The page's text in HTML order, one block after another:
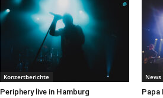
Konzertberichte
Periphery live in Hamburg
News
Papa